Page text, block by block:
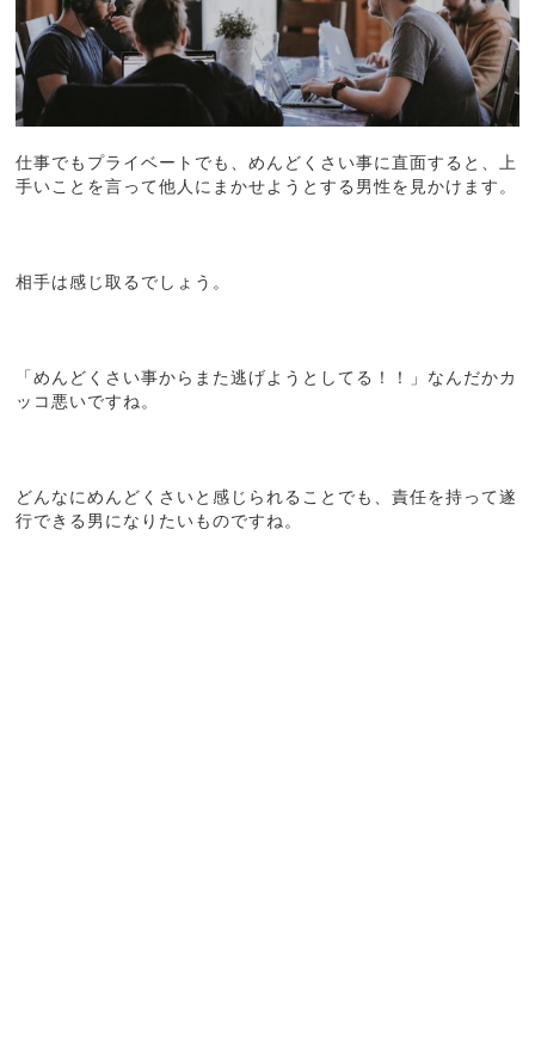
仕事でもプライベートでも、めんどくさい事に直面すると、上
手いことを言って他人にまかせようとする男性を見かけます。
相手は感じ取るでしょう。
「めんどくさい事からまた逃げようとしてる！！」なんだかカ
ッコ悪いですね。
どんなにめんどくさいと感じられることでも、責任を持って遂
行できる男になりたいものですね。